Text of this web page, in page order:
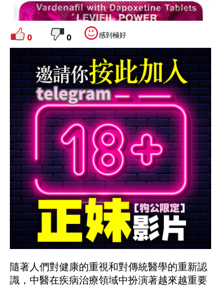
0 0 感到極好
隨著人們對健康的重視和對傳統醫學的重新認
識，中醫在疾病治療領域中扮演著越來越重要